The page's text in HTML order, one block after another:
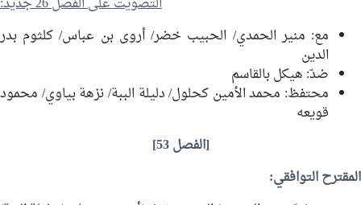
مع: منير الحمدي/ الحبيب خضر/أروى بن عباس/ كلثوم بدر
الدين
ضدّ: هيكل بالقاسم
محتفظ: محمد الأمين كحلول/دليلة الببة/نزهة بياوي/ محمود
قويعه
[الفصل 53]
المقترح التوافقي: